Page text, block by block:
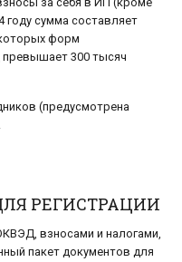
году сумма составляет
форм
превышает 300 тысяч
(предусмотрена
РЕГИСТРАЦИИ
взносами и налогами,
пакет документов для